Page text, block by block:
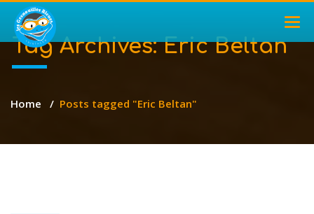
Tag Archives:Eric Beltan
Home / Posts tagged "Eric Beltan"